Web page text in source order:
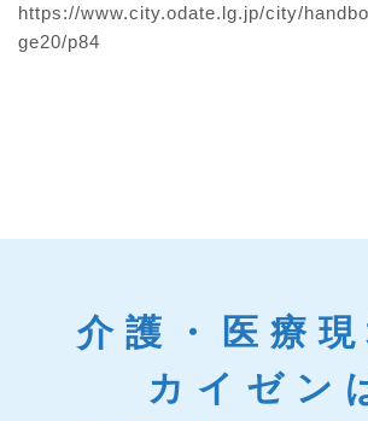
https://www.city.odate.lg.jp/city/
ge20/p84
介護・医療現
カイゼン